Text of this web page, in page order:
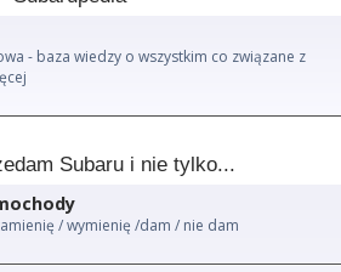
- baza wiedzy o wszystkim co związane z
Subaru i nie tylko...
/ wymienię /dam / nie dam